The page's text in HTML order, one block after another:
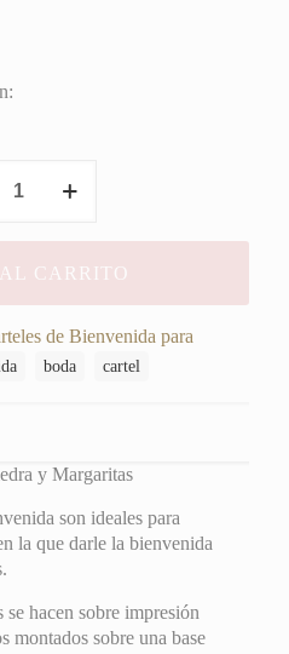
CARRITO
de Bienvenida para
boda cartel
y Margaritas
son ideales para
la que darle la bienvenida
se hacen sobre impresión
montados sobre una base